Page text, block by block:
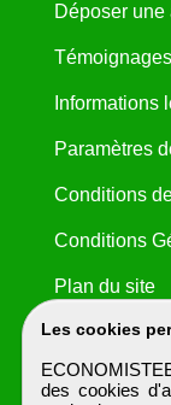
Les cookies
des cookies
Déposer une
Informations
Paramètres
Conditions
Conditions
Plan du site